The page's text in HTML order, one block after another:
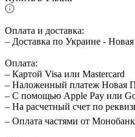
Оплата и доставка:
– Доставка по Украине -
Оплата:
– Картой Visa или Mastercard
– Наложенный платеж Новая
– С помощью Apple Pay или
– На расчетный счет по
– Оплата частями от